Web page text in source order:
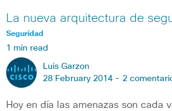
La nueva arquitectura de
Seguridad
1 min read
Luis Garzon
28 February 2014 - 2
Hoy en día las amenazas son cada